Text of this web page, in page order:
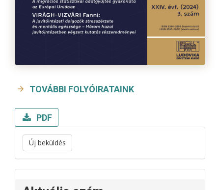
TOVÁBBI FOLYÓIRATAINK
PDF
Új beküldés